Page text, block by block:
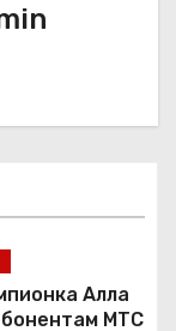
Алла
МТС